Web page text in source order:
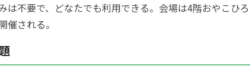
は不要で、どなたでも利用できる。会場は4階おやこひ
催される。